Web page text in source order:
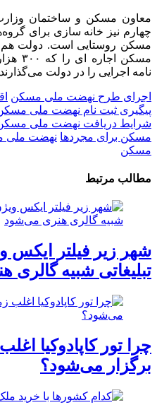
معاون مسکن و ساختمان
چهارم نیز خانه سازی برای
مسکن روستایی است. دولت هم
مسکن
نامه اجرایی را در دولت
اجرای طرح نهضت ملی مسکن
پیگیری ثبت نام نهضت ملی
شرایط دریافت نهضت ملی
مسکن برای مجردها نهضت ملی
مسکن
مطالب مرتبط
شهر زیر فیلتر ایکس
تبلیغاتی شبیه
چرا تور کاپادوکیا
برگزار می‌شود؟